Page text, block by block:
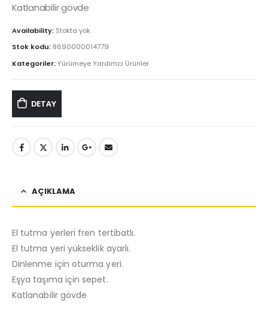
Katlanabilir gövde
Availability: Stokta yok
Stok kodu: 8690000014779
Kategoriler:Yürümeye Yardımcı Ürünler
DETAY
AÇIKLAMA
El tutma yerleri fren tertibatlı.
El tutma yeri yükseklik ayarlı.
Dinlenme için oturma yeri.
Eşya taşıma için sepet.
Katlanabilir gövde